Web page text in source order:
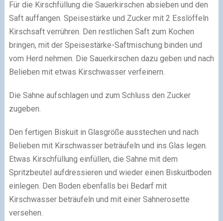
Für die Kirschfüllung die Sauerkirschen absieben und den
Saft auffangen. Speisestärke und Zucker mit 2 Esslöffeln
Kirschsaft verrühren. Den restlichen Saft zum Kochen
bringen, mit der Speisestärke-Saftmischung binden und
vom Herd nehmen. Die Sauerkirschen dazu geben und nach
Belieben mit etwas Kirschwasser verfeinern.
Die Sahne aufschlagen und zum Schluss den Zucker
zugeben.
Den fertigen Biskuit in Glasgröße ausstechen und nach
Belieben mit Kirschwasser beträufeln und ins Glas legen.
Etwas Kirschfüllung einfüllen, die Sahne mit dem
Spritzbeutel aufdressieren und wieder einen Biskuitboden
einlegen. Den Boden ebenfalls bei Bedarf mit
Kirschwasser beträufeln und mit einer Sahnerosette
versehen.